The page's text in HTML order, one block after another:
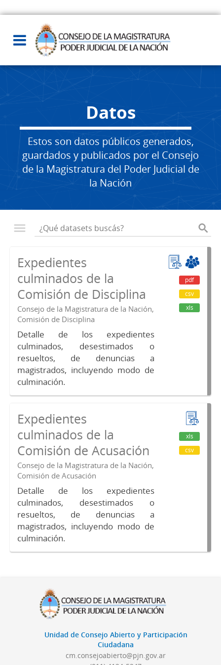
Datos
Estos son datos públicos generados,
guardados y publicados por el Consejo
de la Magistratura del Poder Judicial de
la Nación
Expedientes
culminados de la
Comisión de Disciplina
Consejo de la Magistratura de la Nación,
Comisión de Disciplina
Detalle de los expedientes
culminados, desestimados o
resueltos, de denuncias a
magistrados, incluyendo modo de
culminación.
pdf
csv
xls
Expedientes
culminados de la
Comisión de Acusación
Consejo de la Magistratura de la Nación,
Comisión de Acusación
Detalle de los expedientes
culminados, desestimados o
resueltos, de denuncias a
magistrados, incluyendo modo de
culminación.
xls
csv
Unidad de Consejo Abierto y Participación
Ciudadana
cm.consejoabierto@pjn.gov.ar